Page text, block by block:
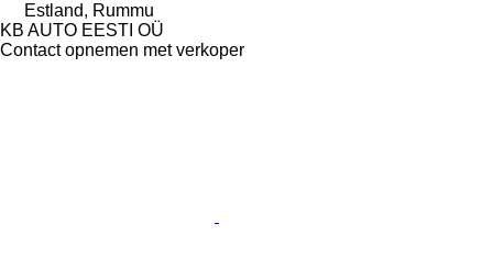
Estland, Rummu
KB AUTO EESTI OÜ
Contact opnemen met verkoper